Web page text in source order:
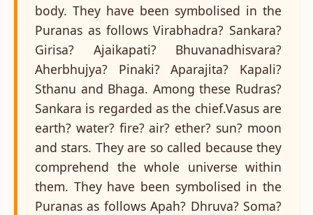
body. They have been symbolised in the
Puranas as follows Virabhadra? Sankara?
Girisa? Ajaikapati? Bhuvanadhisvara?
Aherbhujya? Pinaki? Aparajita? Kapali?
Sthanu and Bhaga. Among these Rudras?
Sankara is regarded as the chief.Vasus are
earth? water? fire? air? ether? sun? moon
and stars. They are so called because they
comprehend the whole universe within
them. They have been symbolised in the
Puranas as follows Apah? Dhruva? Soma?